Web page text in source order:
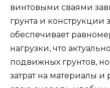
винтовыми сваями
грунта и конструкции
обеспечивает
нагрузки, что
подвижных грунтов,
затрат на материалы и